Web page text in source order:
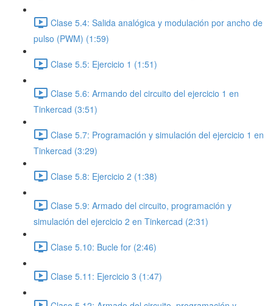
Clase 5.4: Salida analógica y modulación por ancho de
pulso (PWM) (1:59)
Clase 5.5: Ejercicio 1 (1:51)
Clase 5.6: Armando del circuito del ejercicio 1 en
Tinkercad (3:51)
Clase 5.7: Programación y simulación del ejercicio 1 en
Tinkercad (3:29)
Clase 5.8: Ejercicio 2 (1:38)
Clase 5.9: Armado del circuito, programación y
simulación del ejercicio 2 en Tinkercad (2:31)
Clase 5.10: Bucle for (2:46)
Clase 5.11: Ejercicio 3 (1:47)